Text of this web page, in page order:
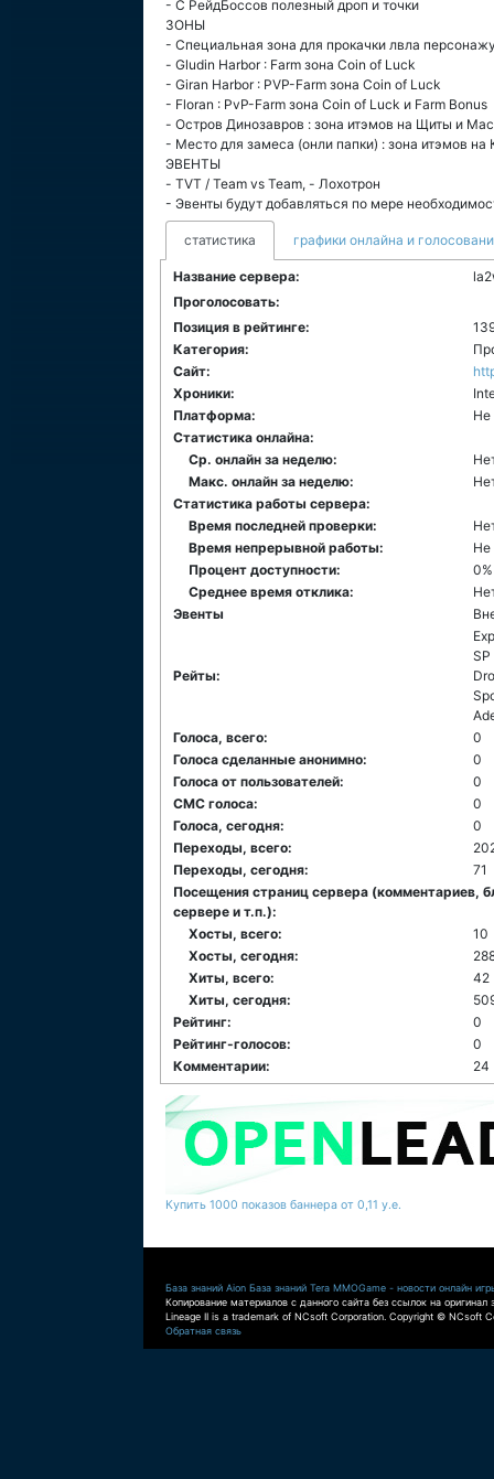
- С РейдБоссов полезный дроп и точки
ЗОНЫ
- Специальная зона для прокачки лвла
- Gludin Harbor : Farm зона Coin of Luck
- Giran Harbor : PVP-Farm зона Coin of Luck
- Floran : PvP-Farm зона Coin of Luck и Farm Bonus
- Остров Динозавров : зона итэмов на Щиты и
- Место для замеса (онли папки) : зона итэмов на
ЭВЕНТЫ
- TVT / Team vs Team, - Лохотрон
- Эвенты будут добавляться по мере
статистика графики онлайна и
Название сервера:
Проголосовать:
Позиция в рейтинге:
Категория:
Сайт:
Хроники:
Платформа:
Не
Статистика онлайна:
Ср. онлайн за неделю:
Макс. онлайн за неделю:
Статистика работы сервера:
Время последней проверки:
Время непрерывной работы:
Не
Процент доступности:
0%
Среднее время отклика:
Эвенты
Рейты:
Голоса, всего:
0
Голоса сделанные анонимно:
0
Голоса от пользователей:
0
СМС голоса:
0
Голоса, сегодня:
0
Переходы, всего:
Переходы, сегодня:
71
Посещения страниц сервера (комментариев,
сервере и т.п.):
Хосты, всего:
10
Хосты, сегодня:
Хиты, всего:
42
Хиты, сегодня:
Рейтинг:
0
Рейтинг-голосов:
0
Комментарии:
24
Купить 1000 показов баннера от 0,11 у.е.
База знаний Aion База знаний Tera MMOGame - новости онлайн
Копирование материалов с данного сайта без ссылок на оригинал
Lineage II is a trademark of NCsoft Corporation. Copyright © NCsoft
Обратная связь